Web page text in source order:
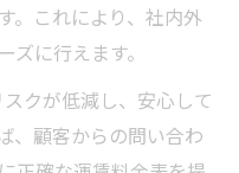
。これにより、社内外
に行えます。
スクが低減し、安心して
、顧客からの問い合わ